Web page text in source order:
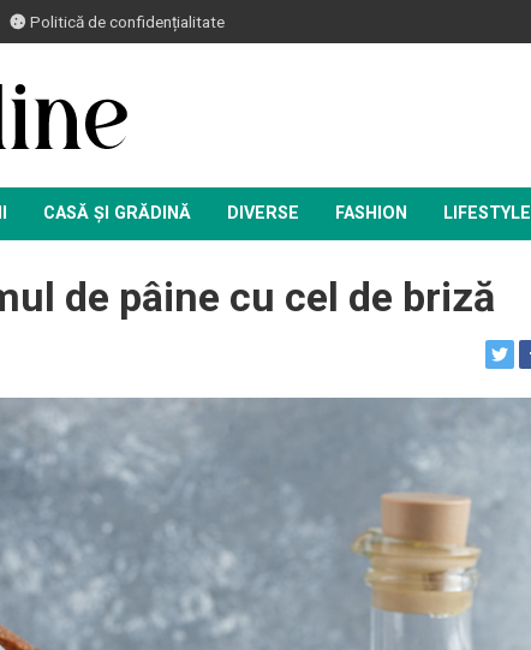
Politică de confidențialitate
CASĂ ȘI GRĂDINĂ DIVERSE FASHION LIFESTYLE
de pâine cu cel de briză